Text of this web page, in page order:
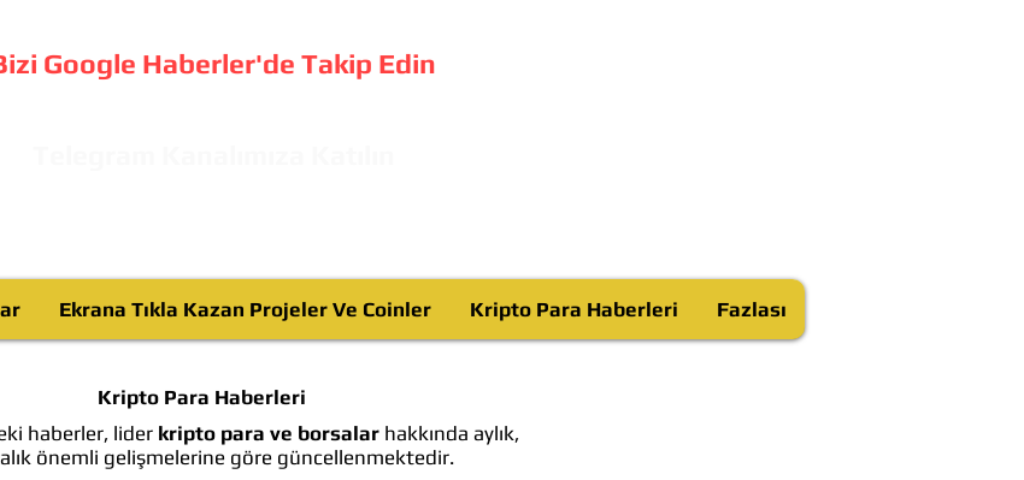
Google Haberler'de Takip Edin
Ekrana Tıkla Kazan Projeler Ve Coinler Kripto Para Haberleri Fazlası
Kripto Para Haberleri
haberler, lider kripto para ve borsalarhakkında aylık,
önemli gelişmelerine göre güncellenmektedir.